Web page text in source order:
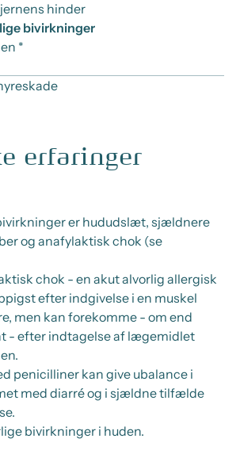
hinder
bivirkninger
*
erfaringer
er hududslæt, sjældnere
og anafylaktisk chok (se
chok - en akut alvorlig allergisk
efter indgivelse i en muskel
men kan forekomme - om end
- efter indtagelse af lægemidlet
penicilliner kan give ubalance i
med diarré og i sjældne tilfælde
bivirkninger i huden.